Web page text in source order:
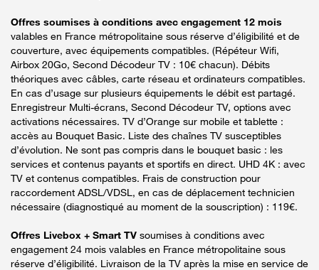
Offres soumises à conditions avec engagement 12 mois
valables en France métropolitaine sous réserve d’éligibilité et de
couverture, avec équipements compatibles. (Répéteur Wifi,
Airbox 20Go, Second Décodeur TV : 10€ chacun). Débits
théoriques avec câbles, carte réseau et ordinateurs compatibles.
En cas d’usage sur plusieurs équipements le débit est partagé.
Enregistreur Multi-écrans, Second Décodeur TV, options avec
activations nécessaires. TV d’Orange sur mobile et tablette :
accès au Bouquet Basic. Liste des chaînes TV susceptibles
d’évolution. Ne sont pas compris dans le bouquet basic : les
services et contenus payants et sportifs en direct. UHD 4K : avec
TV et contenus compatibles. Frais de construction pour
raccordement ADSL/VDSL, en cas de déplacement technicien
nécessaire (diagnostiqué au moment de la souscription) : 119€.
Offres Livebox + Smart TV soumises à conditions avec
engagement 24 mois valables en France métropolitaine sous
réserve d’éligibilité. Livraison de la TV après la mise en service de